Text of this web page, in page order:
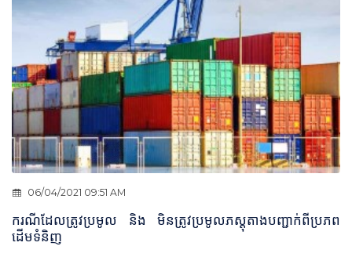
06/04/2021 09:51 AM
ករណីដែលត្រូវប្រមូល និង មិនត្រូវប្រមូលភស្តុតាងបញ្ជាក់ពីប្រភព
ដើមទំនិញ